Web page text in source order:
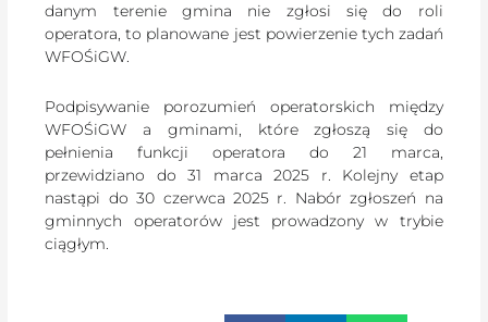
danym terenie gmina nie zgłosi się do roli
operatora, to planowane jest powierzenie tych zadań
WFOŚiGW.
Podpisywanie porozumień operatorskich między
WFOŚiGW a gminami, które zgłoszą się do
pełnienia funkcji operatora do 21 marca,
przewidziano do 31 marca 2025 r. Kolejny etap
nastąpi do 30 czerwca 2025 r. Nabór zgłoszeń na
gminnych operatorów jest prowadzony w trybie
ciągłym.